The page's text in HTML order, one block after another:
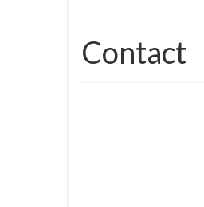
Contact